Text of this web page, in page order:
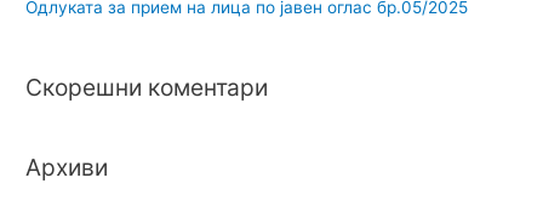
Одлуката за прием на лица по јавен оглас бр.05/2025
Скорешни коментари
Архиви